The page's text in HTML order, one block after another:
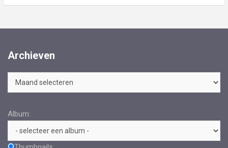
Archieven
Archieven
Album: